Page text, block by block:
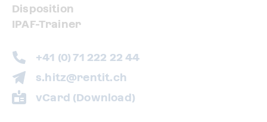
Disposition
IPAF-Trainer
+41 (0) 71 222 22 44
s.hitz@rentit.ch
vCard (Download)